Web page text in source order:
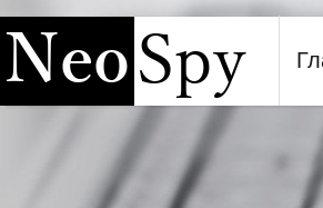
Программа шпион